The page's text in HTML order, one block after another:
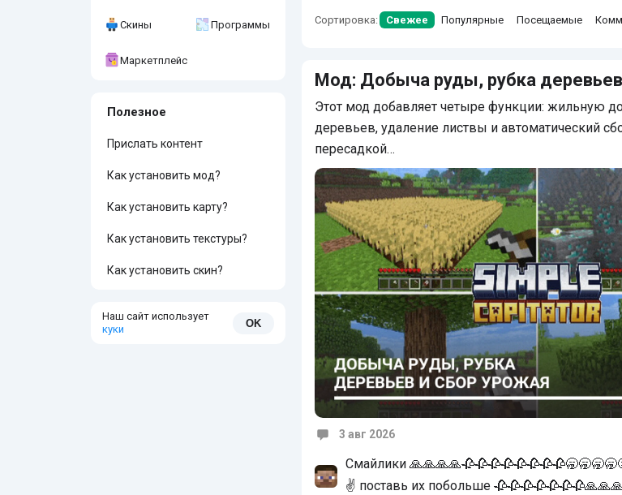
Скины Программы
Маркетплейс
Полезное
Прислать контент
Как установить мод?
Как установить карту?
Как установить текстуры?
Как установить скин?
Наш сайт использует
куки
OK
Сортировка: Свежее Популярные Посещаемые
Мод: Добыча руды, рубка
Этот мод добавляет четыре функции: жильную
деревьев, удаление листвы и автоматический
пересадкой…
3 авг 2026
Смайлики
✌ поставь их побольше